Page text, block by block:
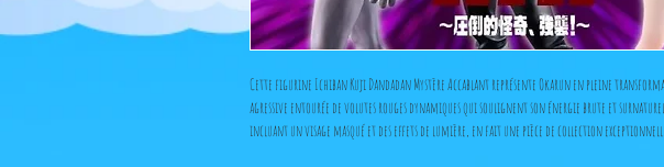
Cette figurine Ichiban Kuji Dandadan Mystère Accablant représente Okarun en pleine
agressive entourée de volutes rouges dynamiques qui soulignent son énergie brute et
incluant un visage masqué et des effets de lumière, en fait une pièce de collection